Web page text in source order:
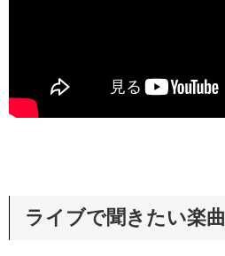
ライブで聞きたい楽曲